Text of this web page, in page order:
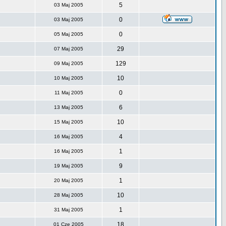
03 Maj 2005 5
03 Maj 2005 0
05 Maj 2005 0
07 Maj 2005 29
09 Maj 2005 129
10 Maj 2005 10
11 Maj 2005 0
13 Maj 2005 6
15 Maj 2005 10
16 Maj 2005 4
16 Maj 2005 1
19 Maj 2005 9
20 Maj 2005 1
28 Maj 2005 10
31 Maj 2005 1
01 Cze 2005 18